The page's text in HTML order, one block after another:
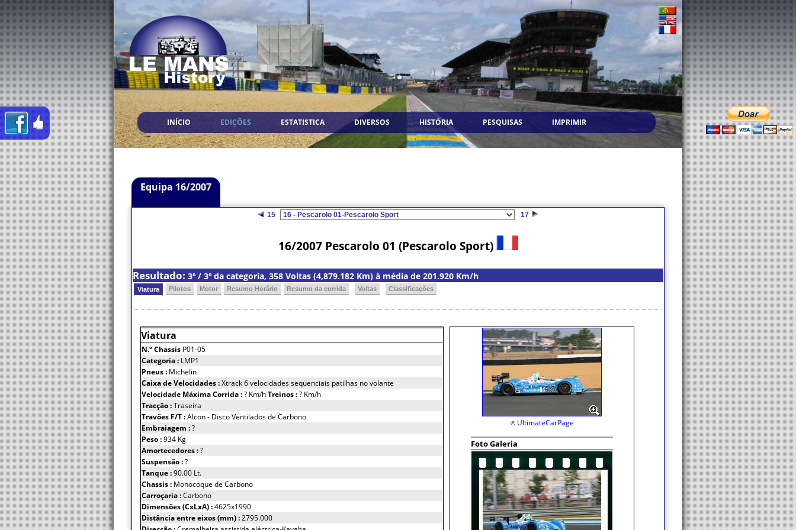
INÍCIO EDIÇÕES ESTATISTICA DIVERSOS HISTÓRIA PESQUISAS IMPRIMIR
Equipa 16/2007
15 17
16/2007 Pescarolo 01 (Pescarolo Sport)
Resultado: 3º / 3º da categoria, 358 Voltas (4,879.182 Km) à média de 201.920 Km/h
Viatura Pilotos Motor Resumo Horário Resumo da corrida Voltas Classificações
Viatura
N.º Chassis P01-05
Categoria : LMP1
Pneus : Michelin
Caixa de Velocidades :Xtrack 6 velocidades sequenciais patilhas no volante
Velocidade Máxima Corrida :? Km/hTreinos :? Km/h
Tracção :Traseira
Travões F/T :Alcon - Disco Ventilados de Carbono
Embraiagem :?
Peso :934 Kg
Amortecedores :?
Suspensão :?
Tanque :90.00 Lt.
Chassis : Monocoque de Carbono
Carroçaria :Carbono
Dimensões (CxLxA) :4625x1990
Distância entre eixos (mm) :2795.000
© UltimateCarPage
Foto Galeria